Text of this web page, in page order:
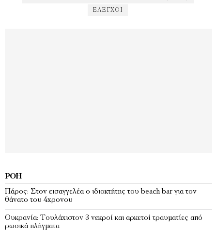
ΕΛΕΓΧΟΙ
ΡΟΉ
Πάρος: Στον εισαγγελέα ο ιδιοκτήτης του beach bar για τον
θάνατο του 4χρονου
Ουκρανία: Τουλάχιστον 3 νεκροί και αρκετοί τραυματίες από
ρωσικά πλήγματα